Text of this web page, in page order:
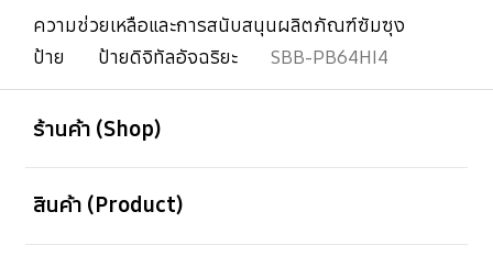
ความช่วยเหลือและการสนับสนุนผลิตภัณฑ์ซัมซุง
ป้าย
ป้ายดิจิทัลอัจฉริยะ SBB-PB64HI4
ร้านค้า (Shop)
สินค้า (Product)